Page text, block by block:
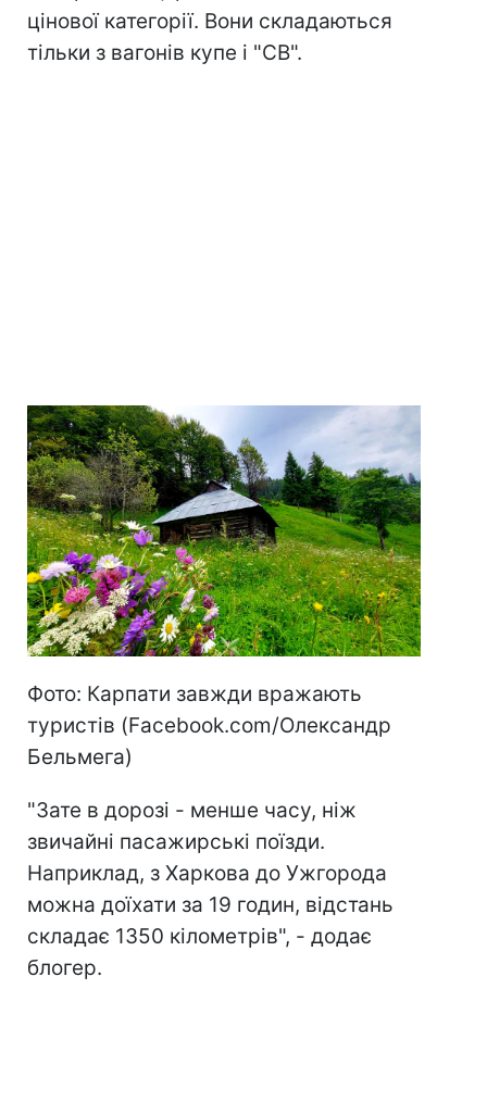
цінової категорії. Вони складаються
тільки з вагонів купе і "СВ".
Фото: Карпати завжди вражають
туристів (Facebook.com/Олександр
Бельмега)
"Зате в дорозі - менше часу, ніж
звичайні пасажирські поїзди.
Наприклад, з Харкова до Ужгорода
можна доїхати за 19 годин, відстань
складає 1350 кілометрів", - додає
блогер.